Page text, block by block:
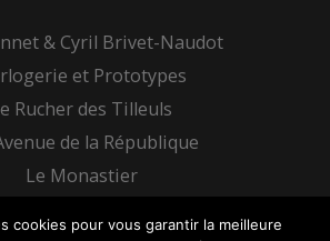
& Cyril Brivet-Naudot
et Prototypes
Rucher des Tilleuls
de la République
Le Monastier
cookies pour vous garantir la meilleure